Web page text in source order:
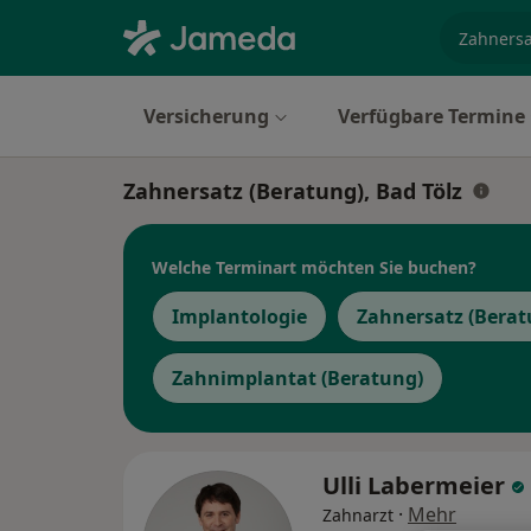
Versicherung Verfügbare Termine
Zahnersatz (Beratung), Bad Tölz
Welche Terminart möchten Sie buchen?
Implantologie Zahnersatz
Zahnimplantat (Beratung)
Ulli Labermeier
Zahnarzt · Mehr